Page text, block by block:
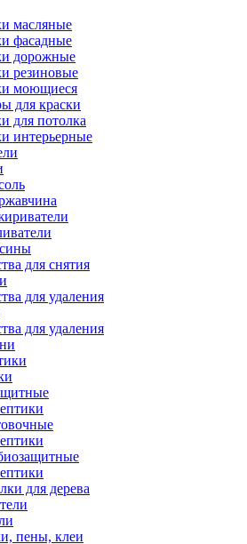
масляные
фасадные
дорожные
резиновые
моющиеся
для краски
для потолка
интерьерные
для снятия
для удаления
для удаления
для дерева